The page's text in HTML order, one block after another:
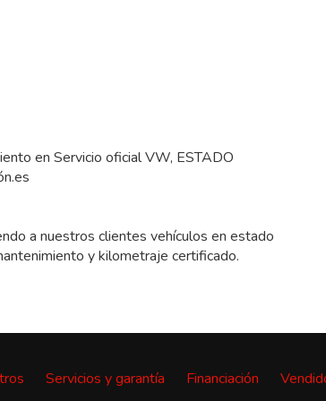
en Servicio oficial VW, ESTADO
a nuestros clientes vehículos en estado
y kilometraje certificado.
Servicios y garantía Financiación